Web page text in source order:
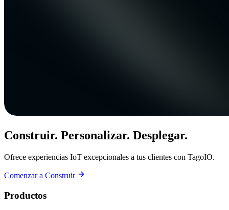
Construir. Personalizar. Desplegar.
Ofrece experiencias IoT excepcionales a tus clientes con TagoIO.
Comenzar a Construir
Productos